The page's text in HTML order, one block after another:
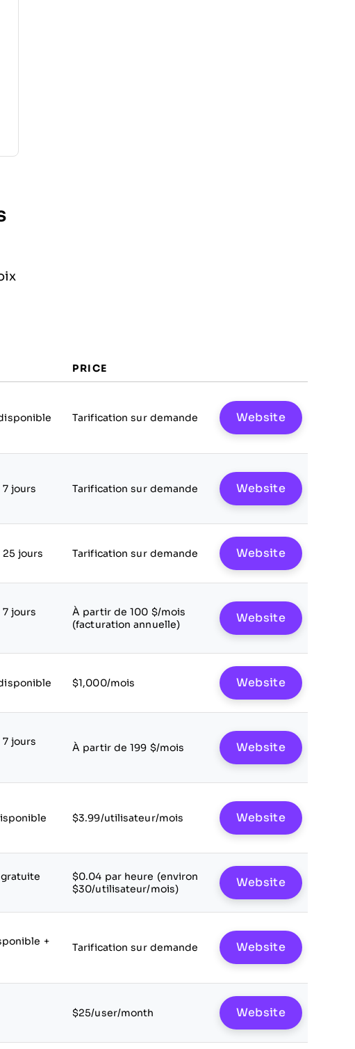
PRICE
Tarification sur demande Website
jours Tarification sur demande Website
25 jours Tarification sur demande Website
jours
À partir de 100 $/mois
(facturation annuelle)
Website
$1,000/mois Website
jours
À partir de 199 $/mois Website
$3.99/utilisateur/mois Website
$0.04 par heure (environ
$30/utilisateur/mois)
Website
+
Tarification sur demande Website
$25/user/month Website